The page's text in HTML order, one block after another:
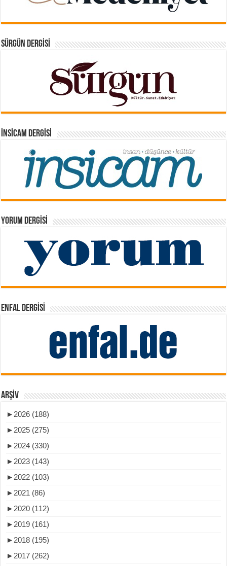
SÜRGÜN DERGISI
İNSICAM DERGISI
YORUM DERGISI
ENFAL DERGISI
ARŞIV
► 2026 (188)
► 2025 (275)
► 2024 (330)
► 2023 (143)
► 2022 (103)
► 2021 (86)
► 2020 (112)
► 2019 (161)
► 2018 (195)
► 2017 (262)